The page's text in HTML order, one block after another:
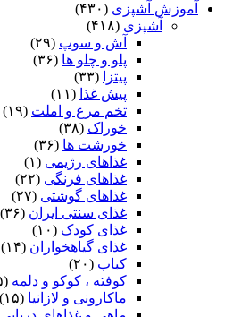
آموزش آشپزی (۴۳۰)
آشپزی (۴۱۸)
آش و سوپ (۲۹)
پلو و چلو ها (۳۶)
پیتزا
(۳۳)
پیش غذا (۱۱)
تخم مرغ و املت (۱۹)
خوراک (۳۸)
خورشت ها (۳۶)
غذاهای رژیمی (۱)
غذاهای فرنگی (۲۲)
غذاهای گوشتی (۲۷)
غذای سنتی ایران (۳۶)
غذای کودک (۱۰)
غذای گیاهخواران (۱۴)
کباب (۲۰)
کوفته ، کوکو و دلمه (۴۵)
ماکارونی و لازانیا (۱۵)